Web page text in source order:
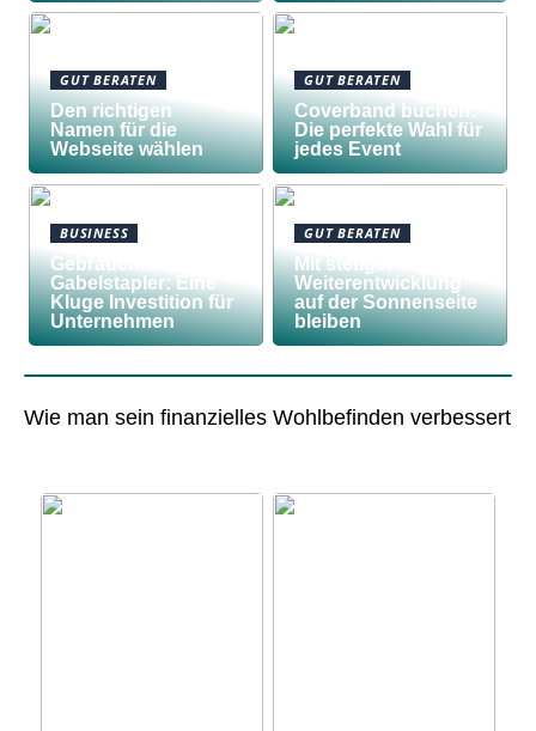
GUT BERATEN
Den richtigen
Namen für die
Webseite wählen
GUT BERATEN
Coverband buchen:
Die perfekte Wahl für
jedes Event
BUSINESS
Gebrauchte
Gabelstapler: Eine
Kluge Investition für
Unternehmen
GUT BERATEN
Mit stetiger
Weiterentwicklung
auf der Sonnenseite
bleiben
Wie man sein finanzielles Wohlbefinden verbessert